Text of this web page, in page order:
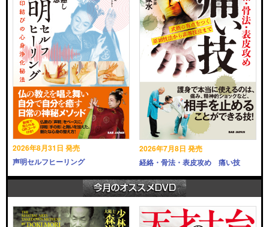
2026年8月31日 発売
声明セルフヒーリング
2026年7月8日 発売
経絡・骨法・表皮攻め 痛い技